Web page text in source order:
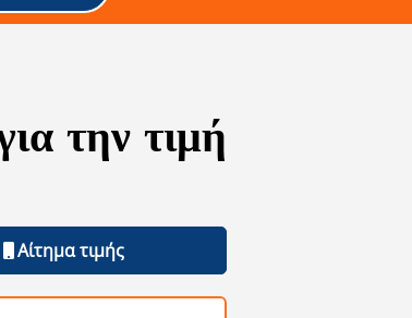
την τιμή
Αίτημα τιμής